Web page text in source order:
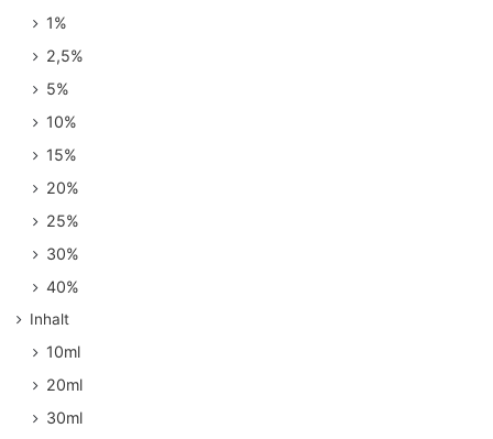
1%
2,5%
5%
10%
15%
20%
25%
30%
40%
Inhalt
10ml
20ml
30ml